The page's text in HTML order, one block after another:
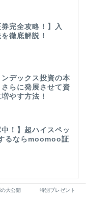
券完全攻略！】入
徹底解説！
ンデックス投資の本
らに発展させて資
やす方法！
中！】超ハイスペッ
るならmoomoo証
大公開 特別プレゼント